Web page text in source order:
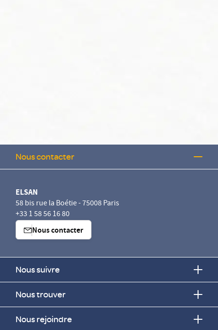
Nous contacter
ELSAN
58 bis rue la Boétie - 75008 Paris
+33 1 58 56 16 80
Nous contacter
Nous suivre
Nous trouver
Nous rejoindre